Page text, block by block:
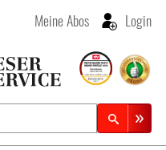
Meine Abos Login